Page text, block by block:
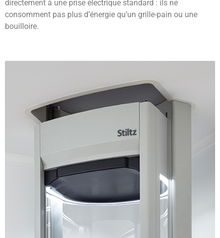
directement à une prise électrique standard : ils ne
consomment pas plus d’énergie qu’un grille-pain ou une
bouilloire.